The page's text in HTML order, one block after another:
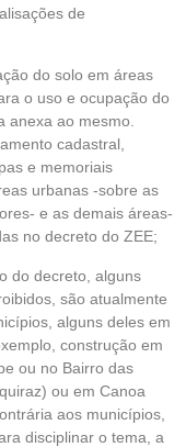
de
do solo em áreas
o uso e ocupação do
anexa ao mesmo.
cadastral,
e memoriais
urbanas -sobre as
e as demais áreas-
no decreto do ZEE;
do decreto, alguns
são atualmente
alguns deles em
construção em
ou no Bairro das
ou em Canoa
aos municípios,
disciplinar o tema, a